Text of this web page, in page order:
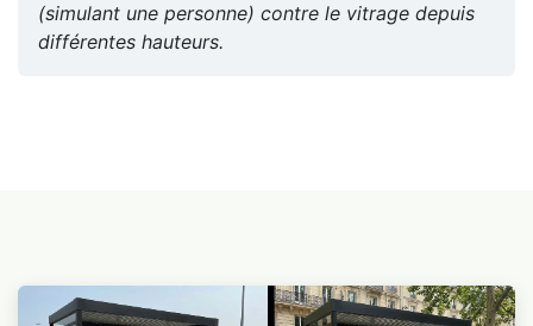
(simulant une personne) contre le vitrage depuis
différentes hauteurs.